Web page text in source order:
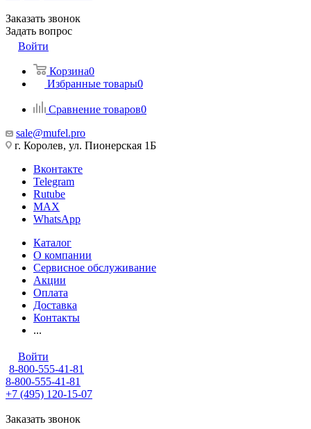
Заказать звонок
Задать вопрос
Войти
Корзина0
Избранные товары0
Сравнение товаров0
sale@mufel.pro
г. Королев, ул. Пионерская 1Б
Вконтакте
Telegram
Rutube
MAX
WhatsApp
Каталог
О компании
Сервисное обслуживание
Акции
Оплата
Доставка
Контакты
...
Войти
8-800-555-41-81
8-800-555-41-81
+7 (495) 120-15-07
Заказать звонок